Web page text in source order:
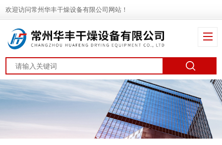
欢迎访问常州华丰干燥设备有限公司网站！